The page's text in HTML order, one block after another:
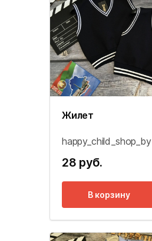
Жилет
happy_child_shop_by
28 руб.
В корзину